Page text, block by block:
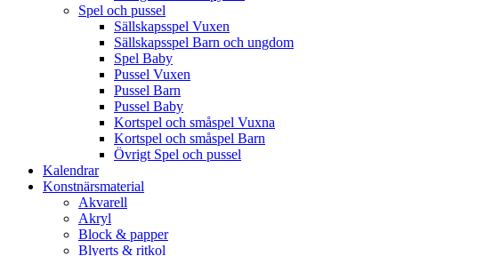
Spel och pussel
Sällskapsspel Vuxen
Sällskapsspel Barn och ungdom
Spel Baby
Pussel Vuxen
Pussel Barn
Pussel Baby
Kortspel och småspel Vuxna
Kortspel och småspel Barn
Övrigt Spel och pussel
Kalendrar
Konstnärsmaterial
Akvarell
Akryl
Block & papper
Blyerts & ritkol